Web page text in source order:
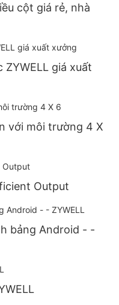
cột giá rẻ, nhà
giá xuất
với môi trường 4 X
Output
bảng Android - -